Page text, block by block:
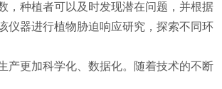
，种植者可以及时发现潜在问题，并根据
仪器进行植物胁迫响应研究，探索不同环
更加科学化、数据化。随着技术的不断